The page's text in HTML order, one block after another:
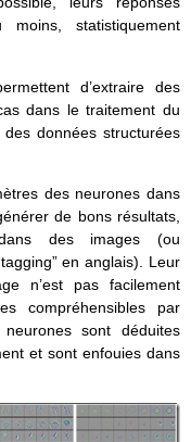
statistiquement
d’extraire des
dans le traitement du
données structurées
des neurones dans
de bons résultats,
des images (ou
en anglais). Leur
n’est pas facilement
compréhensibles par
sont déduites
et sont enfouies dans